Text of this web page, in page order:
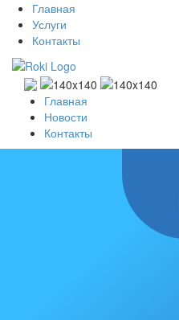
Главная
Услуги
Контакты
Главная
Новости
Контакты